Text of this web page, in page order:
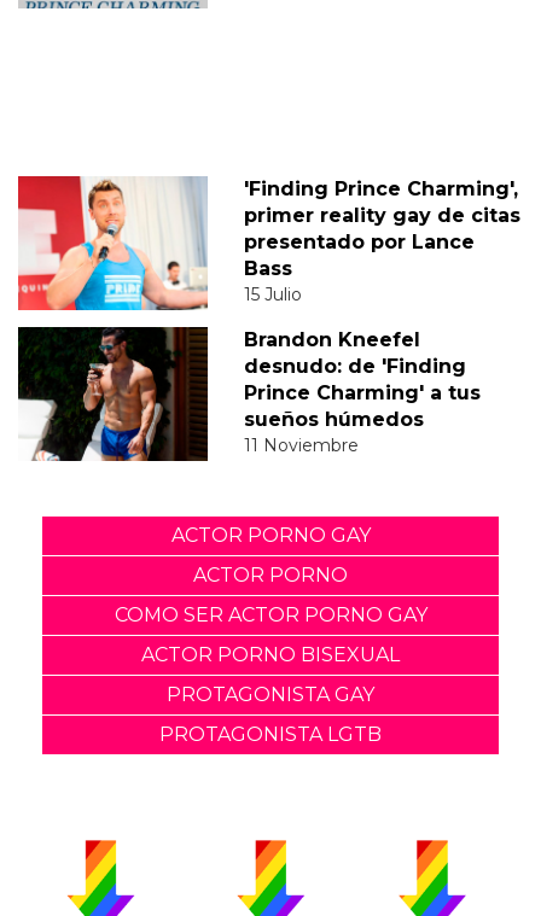
'Finding Prince Charming',
primer reality gay de citas
presentado por Lance
Bass
15 Julio
Brandon Kneefel
desnudo: de 'Finding
Prince Charming' a tus
sueños húmedos
11 Noviembre
ACTOR PORNO GAY
ACTOR PORNO
COMO SER ACTOR PORNO GAY
ACTOR PORNO BISEXUAL
PROTAGONISTA GAY
PROTAGONISTA LGTB